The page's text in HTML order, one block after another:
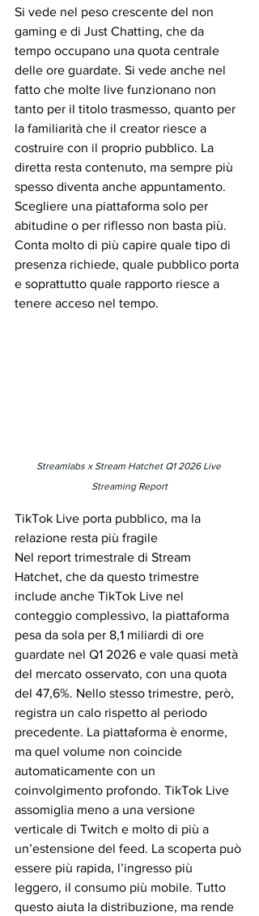
Si vede nel peso crescente del non
gaming e di Just Chatting, che da
tempo occupano una quota centrale
delle ore guardate. Si vede anche nel
fatto che molte live funzionano non
tanto per il titolo trasmesso, quanto per
la familiarità che il creator riesce a
costruire con il proprio pubblico. La
diretta resta contenuto, ma sempre più
spesso diventa anche appuntamento.
Scegliere una piattaforma solo per
abitudine o per riflesso non basta più.
Conta molto di più capire quale tipo di
presenza richiede, quale pubblico porta
e soprattutto quale rapporto riesce a
tenere acceso nel tempo.
Streamlabs x Stream Hatchet Q1 2026 Live
Streaming Report
TikTok Live porta pubblico, ma la
relazione resta più fragile
Nel report trimestrale di Stream
Hatchet, che da questo trimestre
include anche TikTok Live nel
conteggio complessivo, la piattaforma
pesa da sola per 8,1 miliardi di ore
guardate nel Q1 2026 e vale quasi metà
del mercato osservato, con una quota
del 47,6%. Nello stesso trimestre, però,
registra un calo rispetto al periodo
precedente. La piattaforma è enorme,
ma quel volume non coincide
automaticamente con un
coinvolgimento profondo. TikTok Live
assomiglia meno a una versione
verticale di Twitch e molto di più a
un’estensione del feed. La scoperta può
essere più rapida, l’ingresso più
leggero, il consumo più mobile. Tutto
questo aiuta la distribuzione, ma rende